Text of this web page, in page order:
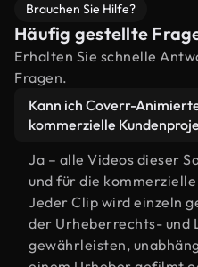
Brauchen Sie Hilfe?
Häufig gestellte
Erhalten Sie schnelle
Fragen.
Kann ich Coverr-
kommerzielle
Ja – alle Videos dieser
und für die
Jeder Clip wird einzeln
der Urheberrechts- und
gewährleisten,